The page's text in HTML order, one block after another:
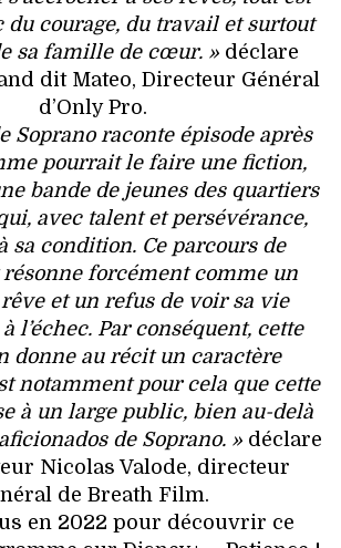
du courage, du travail et surtout
sa famille de cœur. »déclare
dit Mateo, Directeur Général
d’Only Pro.
Soprano raconte épisode après
pourrait le faire une fiction,
bande de jeunes des quartiers
avec talent et persévérance,
sa condition. Ce parcours de
forcément comme un
et un refus de voir sa vie
l’échec. Par conséquent, cette
donne au récit un caractère
notamment pour cela que cette
à un large public, bien au-delà
de Soprano. » déclare
Nicolas Valode, directeur
de Breath Film.
en 2022 pour découvrir ce